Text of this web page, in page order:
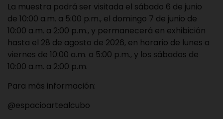
La muestra podrá ser visitada el sábado 6 de junio
de 10:00 a.m. a 5:00 p.m., el domingo 7 de junio de
10:00 a.m. a 2:00 p.m., y permanecerá en exhibición
hasta el 28 de agosto de 2026, en horario de lunes a
viernes de 10:00 a.m. a 5:00 p.m., y los sábados de
10:00 a.m. a 2:00 p.m.
Para más información:
@espacioartealcubo